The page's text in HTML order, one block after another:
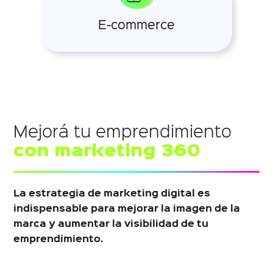
E-commerce
Mejorá tu emprendimiento
con marketing 360
La estrategia de marketing digital es
indispensable para mejorar la imagen de la
marca y aumentar la visibilidad de tu
emprendimiento.